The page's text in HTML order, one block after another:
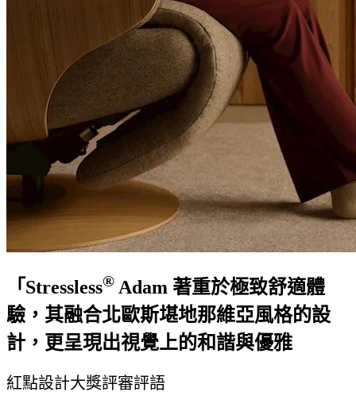
「Stressless® Adam 著重於極致舒適體
驗，其融合北歐斯堪地那維亞風格的設
計，更呈現出視覺上的和諧與優雅
紅點設計大獎評審評語